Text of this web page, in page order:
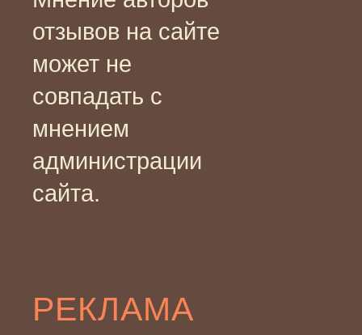
отзывов на сайте
может не
совпадать с
мнением
администрации
сайта.
РЕКЛАМА